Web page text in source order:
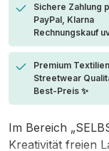
Sichere Zahlung
PayPal, Klarna
Rechnungskauf
Premium
Streetwear
Best-Preis ✨
Im Bereich
Kreativität freien